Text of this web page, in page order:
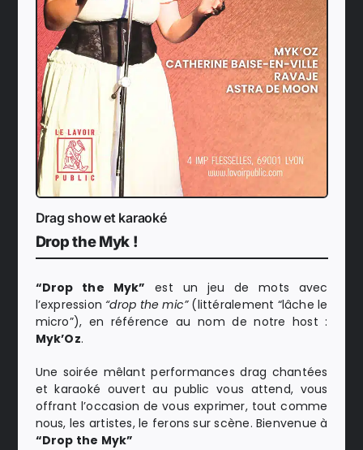
Drag show et karaoké
Drop the Myk !
“Drop the Myk” est un jeu de mots avec
l’expression “drop the mic”(littéralement “lâche le
micro”), en référence au nom de notre host :
Myk’Oz.
Une soirée mêlant performances drag chantées
et karaoké ouvert au public vous attend, vous
offrant l’occasion de vous exprimer, tout comme
nous, les artistes, le ferons sur scène. Bienvenue à
“Drop the Myk”